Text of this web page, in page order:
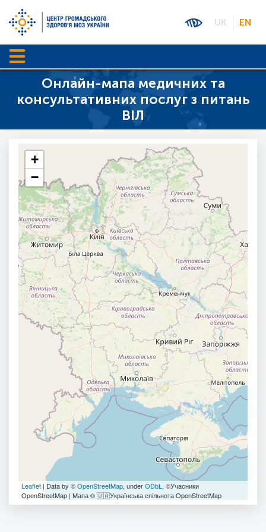
UK EN
Онлайн-мапа медичних та
консультативних послуг з питань
ВІЛ
+
−
Leaflet | Data by ©OpenStreetMap, underODbL , ©Учасники
OpenStreetMap | Мапа © 🇺🇦Українська спільнота OpenStreetMap